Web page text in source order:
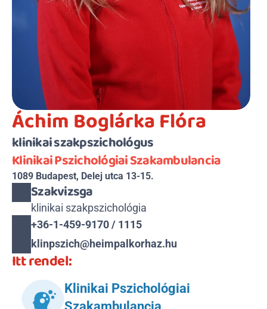
Áchim Boglárka Flóra
klinikai szakpszichológus
Klinikai Pszichológiai Szakambulancia
1089 Budapest, Delej utca 13-15.
Szakvizsga
klinikai szakpszichológia
+36-1-459-9170 / 1115
klinpszich@heimpalkorhaz.hu
Itt rendel:
Klinikai Pszichológiai